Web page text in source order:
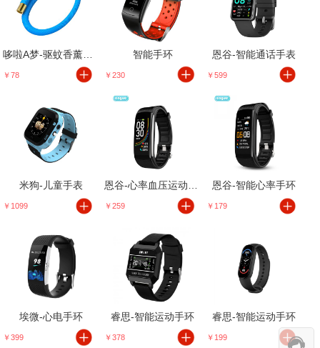
￥78
智能手环
￥230
恩谷-智能通话手表
￥599
米狗-儿童手表
￥1099
恩谷-心率血压运动手环
￥259
恩谷-智能心率手环
￥179
埃微-心电手环
￥399
睿思-智能运动手环
￥378
睿思-智能运动手环
￥199